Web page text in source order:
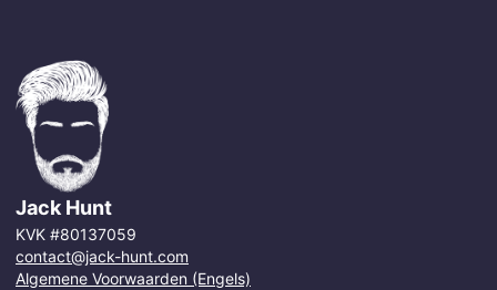
Jack Hunt
KVK #80137059
contact@jack-hunt.com
Algemene Voorwaarden (Engels)